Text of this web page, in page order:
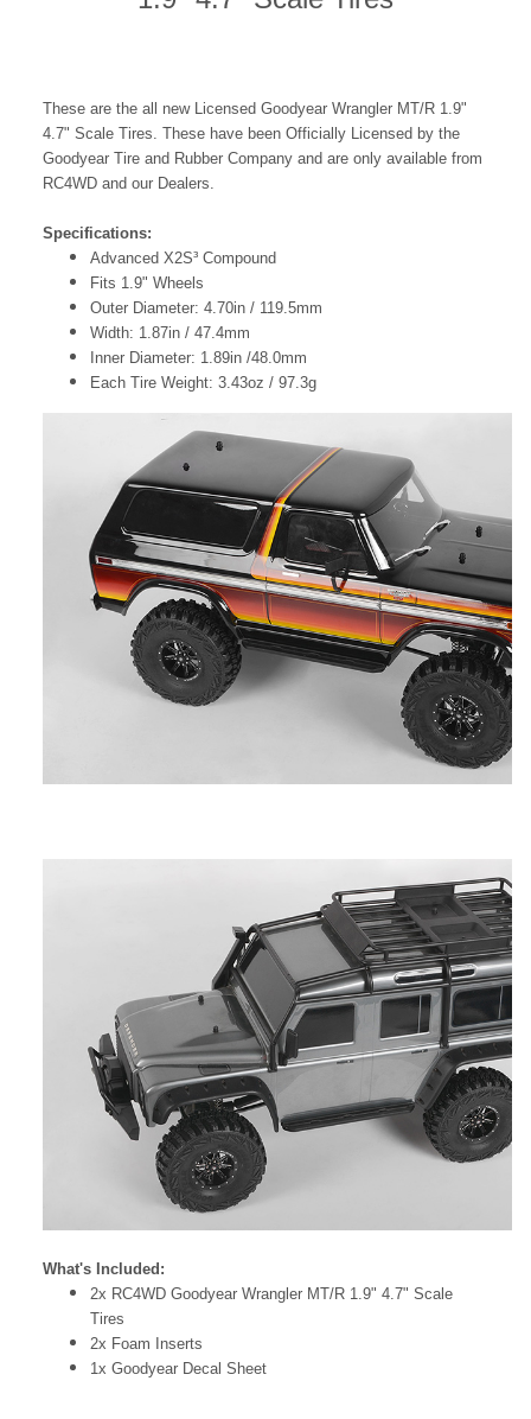
These are the all new Licensed Goodyear Wrangler MT/R 1.9"
4.7" Scale Tires. These have been Officially Licensed by the
Goodyear Tire and Rubber Company and are only available from
RC4WD and our Dealers.
Specifications:
Advanced X2S³ Compound
Fits 1.9" Wheels
Outer Diameter: 4.70in / 119.5mm
Width: 1.87in / 47.4mm
Inner Diameter: 1.89in /48.0mm
Each Tire Weight: 3.43oz / 97.3g
What's Included:
2x RC4WD Goodyear Wrangler MT/R 1.9" 4.7" Scale
Tires
2x Foam Inserts
1x Goodyear Decal Sheet